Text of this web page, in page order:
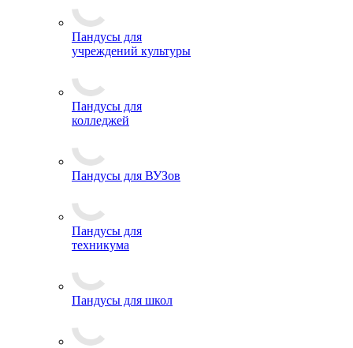
Пандусы для
учреждений культуры
Пандусы для
колледжей
Пандусы для ВУЗов
Пандусы для
техникума
Пандусы для школ